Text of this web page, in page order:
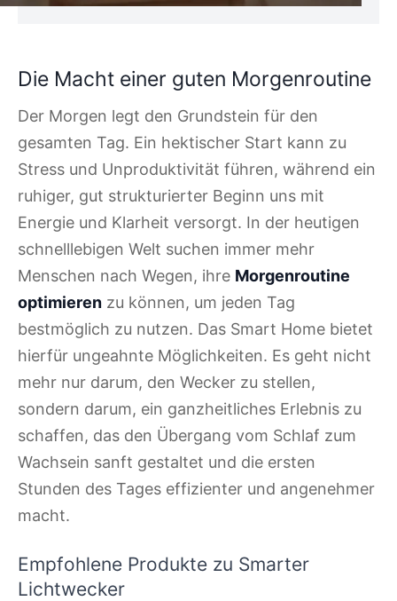
Die Macht einer guten Morgenroutine
Der Morgen legt den Grundstein für den
gesamten Tag. Ein hektischer Start kann zu
Stress und Unproduktivität führen, während ein
ruhiger, gut strukturierter Beginn uns mit
Energie und Klarheit versorgt. In der heutigen
schnelllebigen Welt suchen immer mehr
Menschen nach Wegen, ihre Morgenroutine
optimieren zu können, um jeden Tag
bestmöglich zu nutzen. Das Smart Home bietet
hierfür ungeahnte Möglichkeiten. Es geht nicht
mehr nur darum, den Wecker zu stellen,
sondern darum, ein ganzheitliches Erlebnis zu
schaffen, das den Übergang vom Schlaf zum
Wachsein sanft gestaltet und die ersten
Stunden des Tages effizienter und angenehmer
macht.
Empfohlene Produkte zu Smarter
Lichtwecker